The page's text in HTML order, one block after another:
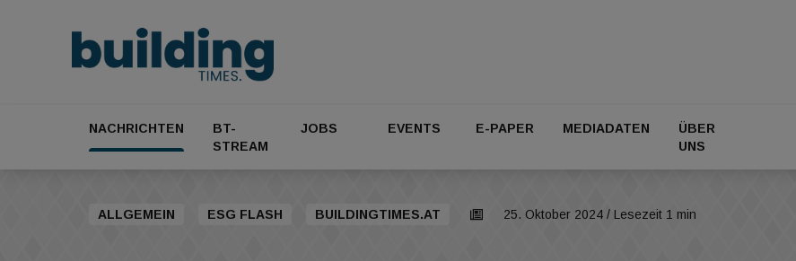
NACHRICHTEN
BT-
STREAM
JOBS EVENTS E-PAPER MEDIADATEN
ÜBER
UNS
ALLGEMEIN ESG FLASH BUILDINGTIMES.AT 25. Oktober 2024 / Lesezeit 1 min